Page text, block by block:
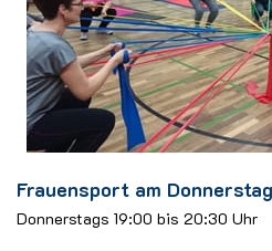
Frauensport am Donnerstag
Donnerstags 19:00 bis 20:30 Uhr